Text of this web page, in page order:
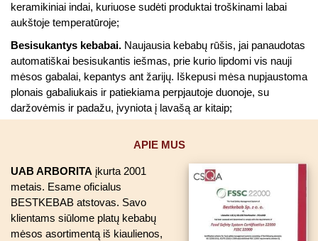
keramikiniai indai, kuriuose sudėti produktai troškinami labai
aukštoje temperatūroje;
Besisukantys kebabai. Naujausia kebabų rūšis, jai panaudotas
automatiškai besisukantis iešmas, prie kurio lipdomi vis nauji
mėsos gabalai, kepantys ant žarijų. Iškepusi mėsa nupjaustoma
plonais gabaliukais ir patiekiama perpjautoje duonoje, su
daržovėmis ir padažu, įvyniota į lavašą ar kitaip;
APIE MUS
UAB ARBORITA įkurta 2001
metais. Esame oficialus
BESTKEBAB atstovas. Savo
klientams siūlome platų kebabų
mėsos asortimentą iš kiaulienos,